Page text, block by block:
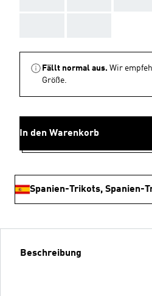
Fällt normal aus. Wir
Größe.
In den Warenkorb
Beschreibung